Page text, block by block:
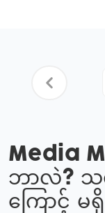
Media
ဘာလဲ?
ကြောင့်